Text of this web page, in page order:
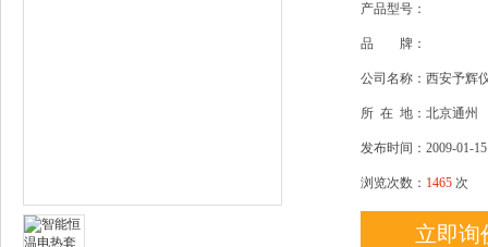
产品型号：
品 牌：
公司名称：西安予辉
所 在 地：北京通州
发布时间：2009-01-15
浏览次数： 1465 次
立即询